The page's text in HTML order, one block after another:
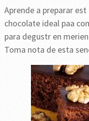
Aprende a preparar
chocolate ideal paa
para degustr en
Toma nota de esta